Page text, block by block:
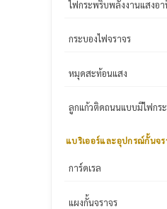
ไฟกระพริบพลังงานแสงอ
กระบองไฟจราจร
หมุดสะท้อนแสง
ลูกแก้วติดถนนแบบมีไฟกร
แบริเออร์และอุปกรณ์กั้นจร
การ์ดเรล
แผงกั้นจราจร